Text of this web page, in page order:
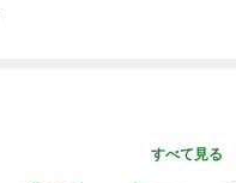
すべて見る